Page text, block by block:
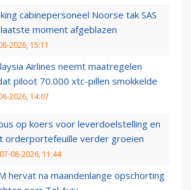
cabinepersoneel Noorse tak SAS
moment afgeblazen
2026, 15:11
Airlines neemt maatregelen
piloot 70.000 xtc-pillen smokkelde
2026, 14:07
op koers voor leverdoelstelling en
orderportefeuille verder groeien
07-08-2026, 11:44
hervat na maandenlange opschorting